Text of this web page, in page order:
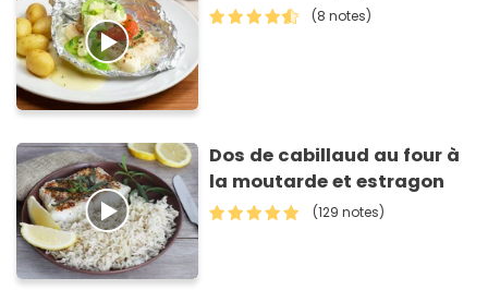
(8 notes)
Dos de cabillaud au four à
la moutarde et estragon
(129 notes)